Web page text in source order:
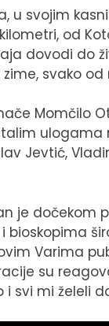
u svojim
od
dovodi do
svako
Momčilo
ulogama
Jevtić,
je dočekom
Varima
su
svi mi želeli